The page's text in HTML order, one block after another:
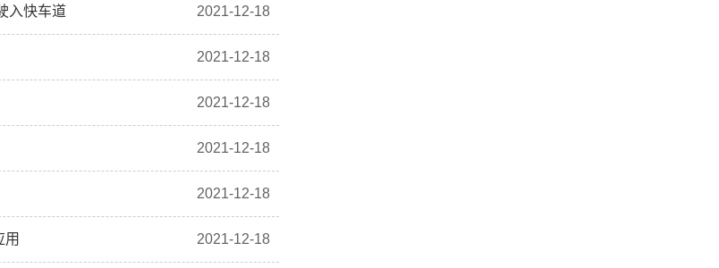
入快车道 2021-12-18
2021-12-18
2021-12-18
2021-12-18
2021-12-18
用 2021-12-18